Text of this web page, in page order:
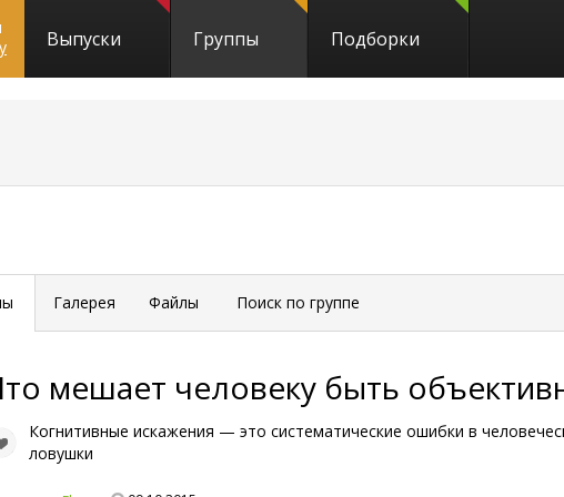
Выпуски Группы Подборки
Галерея Файлы Поиск по группе
мешает человеку быть
Когнитивные искажения — это систематические ошибки в
ловушки